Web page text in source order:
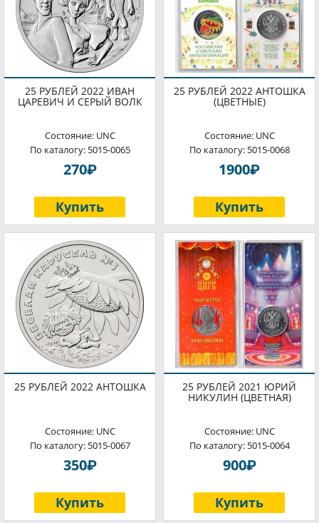
25 РУБЛЕЙ 2022 ИВАН
ЦАРЕВИЧ И СЕРЫЙ ВОЛК
Состояние: UNC
По каталогу: 5015-0065
270P
Купить
25 РУБЛЕЙ 2022 АНТОШКА
(ЦВЕТНЫЕ)
Состояние: UNC
По каталогу: 5015-0068
1900P
Купить
25 РУБЛЕЙ 2022 АНТОШКА
Состояние: UNC
По каталогу: 5015-0067
350P
Купить
25 РУБЛЕЙ 2021 ЮРИЙ
НИКУЛИН (ЦВЕТНАЯ)
Состояние: UNC
По каталогу: 5015-0064
900P
Купить